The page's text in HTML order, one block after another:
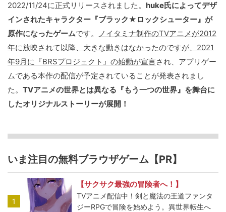
2022/11/24に正式リリースされました。 huke氏によってデザ
インされたキャラクター『ブラック★ロックシューター』が
原作になったゲームです。
ノイタミナ制作のTVアニメが2012
年に放映されて以降、大きな動きはなかったのですが、2021
年9月に『BRSプロジェクト』の始動が宣言され、アプリゲー
ムである本作の配信が予定されていることが発表されまし
た。 TVアニメの世界とは異なる『もう一つの世界』を舞台に
したオリジナルストーリーが展開！
いま注目の無料ブラウザゲーム【PR】
1
【サクサク最強の冒険者へ！】
TVアニメ配信中！剣と魔法の王道ファンタ
ジーRPGで冒険を始めよう。異世界転生へ